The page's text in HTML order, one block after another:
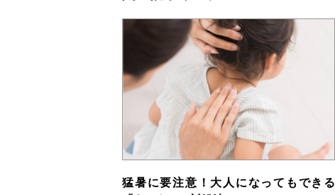
猛暑に要注意！大人になってもできる